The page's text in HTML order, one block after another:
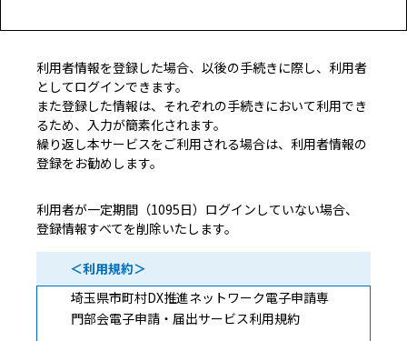
利用者情報を登録した場合、以後の手続きに際し、利用者
としてログインできます。
また登録した情報は、それぞれの手続きにおいて利用でき
るため、入力が簡素化されます。
繰り返し本サービスをご利用される場合は、利用者情報の
登録をお勧めします。
利用者が一定期間（1095日）ログインしていない場合、
登録情報すべてを削除いたします。
＜利用規約＞
埼玉県市町村DX推進ネットワーク電子申請専
門部会電子申請・届出サービス利用規約